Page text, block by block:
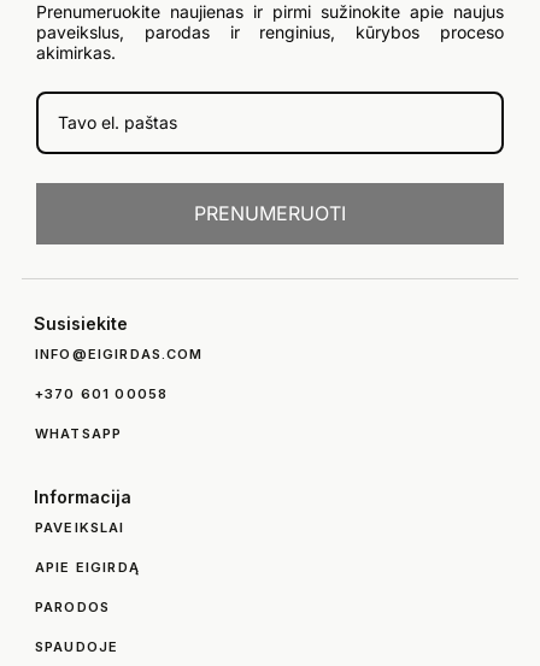
Prenumeruokite naujienas ir pirmi sužinokite apie naujus
paveikslus, parodas ir renginius, kūrybos proceso
akimirkas.
PRENUMERUOTI
Susisiekite
INFO@EIGIRDAS.COM
+370 601 00058
WHATSAPP
Informacija
PAVEIKSLAI
APIE EIGIRDĄ
PARODOS
SPAUDOJE